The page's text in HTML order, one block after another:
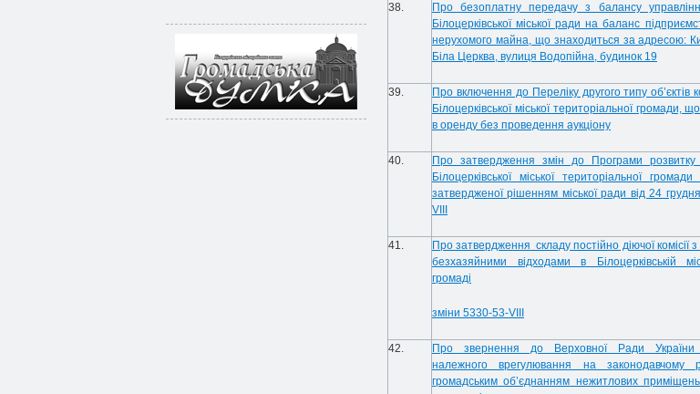
38.
Про безоплатну передачу з балансу
Білоцерківської міської ради на баланс
нерухомого майна, що знаходиться за адресою:
Біла Церква, вулиця Водопійна, будинок 19
39.
Про включення до Переліку другого типу об’єктів
Білоцерківської міської територіальної громади,
в оренду без проведення аукціону
40.
Про затвердження змін до Програми розвитку
Білоцерківської міської територіальної
затвердженої рішенням міської ради від 24
VI
41.
Про затвердження складу постійно діючої комісії
безхазяйними відходами в Білоцерківській
громаді
зміни 5330-53-VIII
42.
Про звернення до Верховної Ради України
належного врегулювання на законодавчому
громадським об’єднанням нежитлових